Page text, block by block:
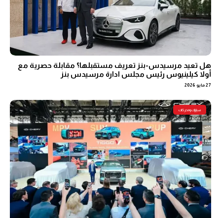
هل تعيد مرسيدس-بنز تعريف مستقبلها؟ مقابلة حصرية مع
أولا كيلينيوس رئيس مجلس ادارة مرسيدس بنز
27 مايو 2026
سيارات ومحركات